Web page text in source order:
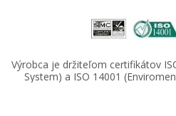
Výrobca je držiteľom certifikátov
System) a ISO 14001